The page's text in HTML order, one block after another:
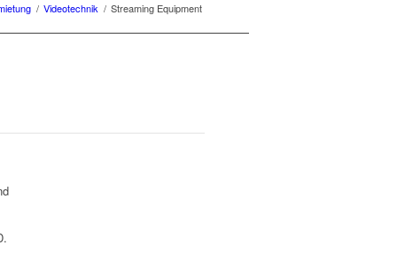
/ Videotechnik / Streaming Equipment